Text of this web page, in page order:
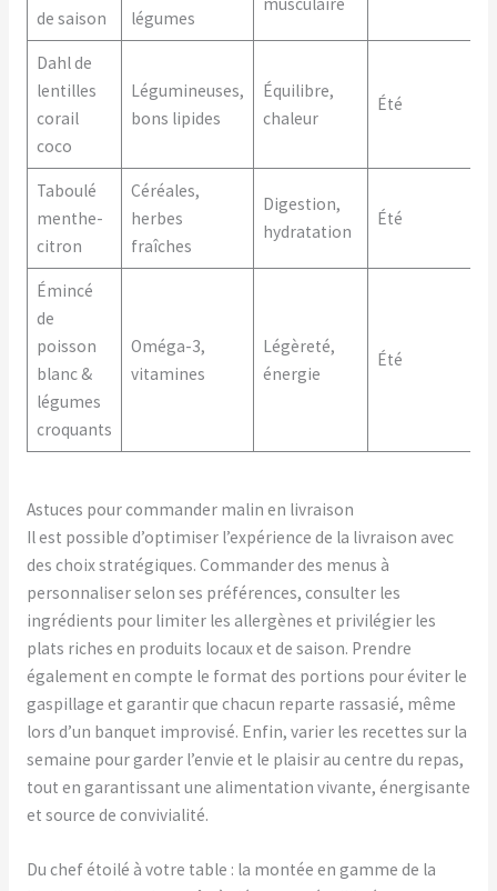
de saison
légumes
Dahl de
lentilles
corail
coco
Légumineuses,
bons lipides
Équilibre,
chaleur
Été
Taboulé
menthe-
citron
Céréales,
herbes
fraîches
Digestion,
hydratation
Été
Émincé
de
poisson
blanc &
légumes
croquants
Oméga-3,
vitamines
Légèreté,
énergie
Été
Astuces pour commander malin en livraison
Il est possible d’optimiser l’expérience de la livraison avec
des choix stratégiques. Commander des menus à
personnaliser selon ses préférences, consulter les
ingrédients pour limiter les allergènes et privilégier les
plats riches en produits locaux et de saison. Prendre
également en compte le format des portions pour éviter le
gaspillage et garantir que chacun reparte rassasié, même
lors d’un banquet improvisé. Enfin, varier les recettes sur la
semaine pour garder l’envie et le plaisir au centre du repas,
tout en garantissant une alimentation vivante, énergisante
et source de convivialité.
Du chef étoilé à votre table : la montée en gamme de la